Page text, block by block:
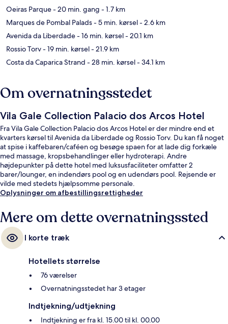
Oeiras Parque- 20 min. gang - 1.7 km
Marques de Pombal Palads- 5 min. kørsel- 2.6 km
Avenida da Liberdade- 16 min. kørsel- 20.1 km
Rossio Torv- 19 min. kørsel- 21.9 km
Costa da Caparica Strand - 28 min. kørsel- 34.1 km
Om overnatningsstedet
Vila Gale Collection Palacio dos Arcos Hotel
Fra Vila Gale Collection Palacio dos Arcos Hotel er der mindre end et
kvarters kørsel til Avenida da Liberdade og Rossio Torv. Du kan få noget
at spise i kaffebaren/caféen og besøge spaen for at lade dig forkæle
med massage, kropsbehandlinger eller hydroterapi. Andre
højdepunkter på dette hotel med luksusfaciliteter omfatter 2
barer/lounger, en indendørs pool og en udendørs pool. Rejsende er
vilde med stedets hjælpsomme personale.
Oplysninger om afbestillingsrettigheder
Mere om dette overnatningssted
I korte træk
Hotellets størrelse
76 værelser
Overnatningsstedet har 3 etager
Indtjekning/udtjekning
Indtjekning er fra kl. 15.00 til kl. 00.00